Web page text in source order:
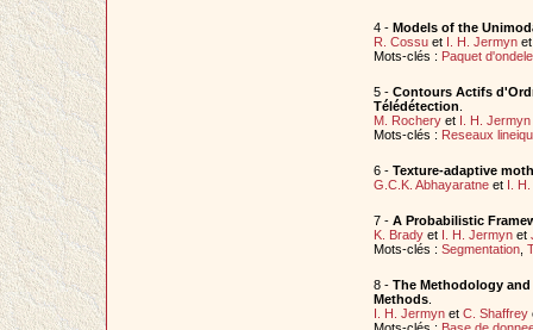
4 - Models of the
R. Cossuet I. H. Jermyn
Mots-clés : Paquet
5 - Contours Actifs
Télédétection
M. Rocheryet I. H. Jermyn
Mots-clés : Reseaux
6 - Texture-adaptive
G.C.K. Abhayaratneet I.
7 - A Probabilistic
K. Bradyet I. H. Jermynet
Mots-clés : Segmentation,
8 - The Methodology
Methods.
I. H. Jermynet C. Shaffrey
Mots-clés : Base de